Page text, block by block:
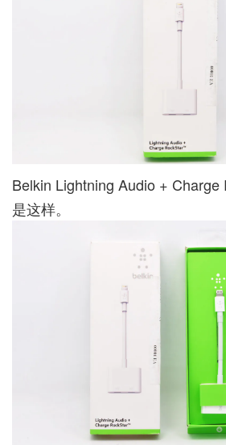
Belkin Lightning Audio +
是这样。